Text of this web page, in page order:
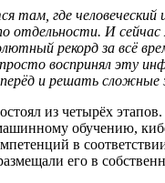
где человеческий
отдельности. И
рекорд за всё
воспринял эту
и решать
из четырёх
обучению,
в
его в